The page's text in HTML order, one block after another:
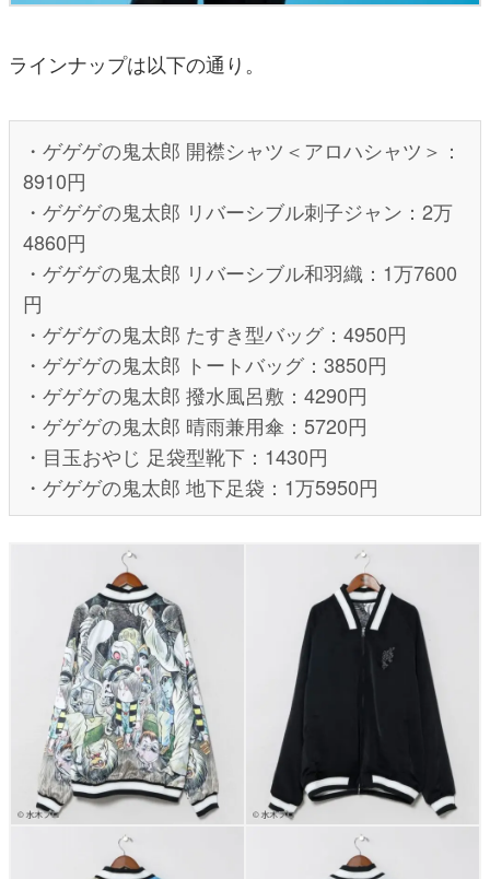
ラインナップは以下の通り。
・ゲゲゲの鬼太郎 開襟シャツ＜アロハシャツ＞：
8910円
・ゲゲゲの鬼太郎 リバーシブル刺子ジャン：2万
4860円
・ゲゲゲの鬼太郎 リバーシブル和羽織：1万7600
円
・ゲゲゲの鬼太郎 たすき型バッグ：4950円
・ゲゲゲの鬼太郎 トートバッグ：3850円
・ゲゲゲの鬼太郎 撥水風呂敷：4290円
・ゲゲゲの鬼太郎 晴雨兼用傘：5720円
・目玉おやじ 足袋型靴下：1430円
・ゲゲゲの鬼太郎 地下足袋：1万5950円